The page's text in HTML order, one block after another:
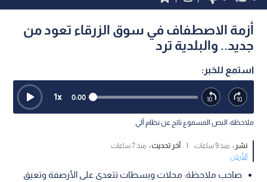
أزمة الاصطفاف في سوق الزرقاء تعود من
جديد.. والبلدية ترد
استمع للخبر:
0:00
1x
ملاحظة: النص المسموع ناتج عن نظام آلي
نشر : منذ 9 ساعات آخر تحديث : منذ 7 ساعات
الأردن
صاحب ملاحظة: محلات وبسطات تتعدى على الأرصفة وتعيق